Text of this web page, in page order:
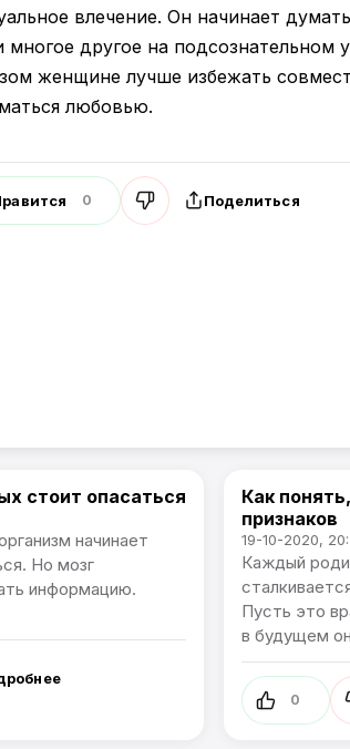
влечение. Он начинает
многое другое на подсознательном
женщине лучше избежать
любовью.
0 Поделиться
стоит опасаться
начинает
Но мозг
информацию.
Жизнь
Как
признаков
19-10-2020,
Каждый
Пусть это
в будущем
0